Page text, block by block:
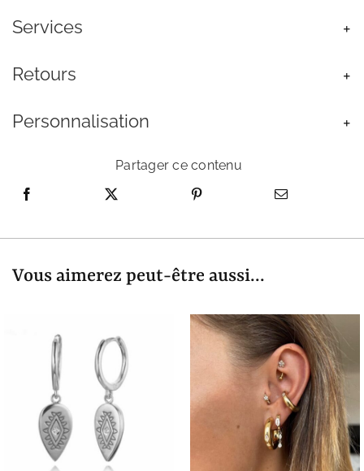
Services
Retours
Personnalisation
Partager ce contenu
Vous aimerez peut-être aussi...